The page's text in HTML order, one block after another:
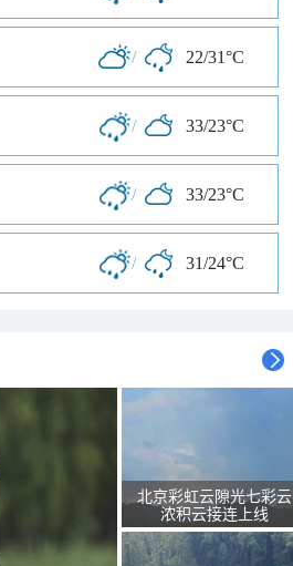
/ 22/31°C
/ 33/23°C
/ 33/23°C
/ 31/24°C
北京彩虹云隙光七彩云
浓积云接连上线